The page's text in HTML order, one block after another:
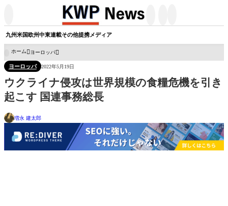
九州米国欧州中東連載その他提携メディア
ホーム ヨーロッパ
ヨーロッパ 2022年5月19日
ウクライナ侵攻は世界規模の食糧危機を引き
起こす 国連事務総長
増永 建太郎